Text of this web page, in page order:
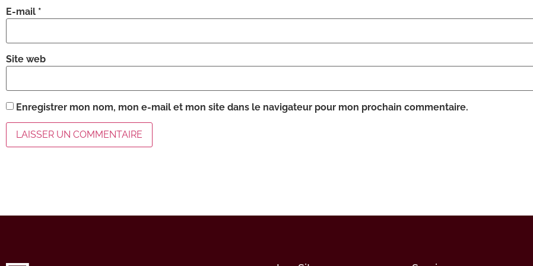
E-mail *
Site web
Enregistrer mon nom, mon e-mail et mon site dans le navigateur pour mon prochain commentaire.